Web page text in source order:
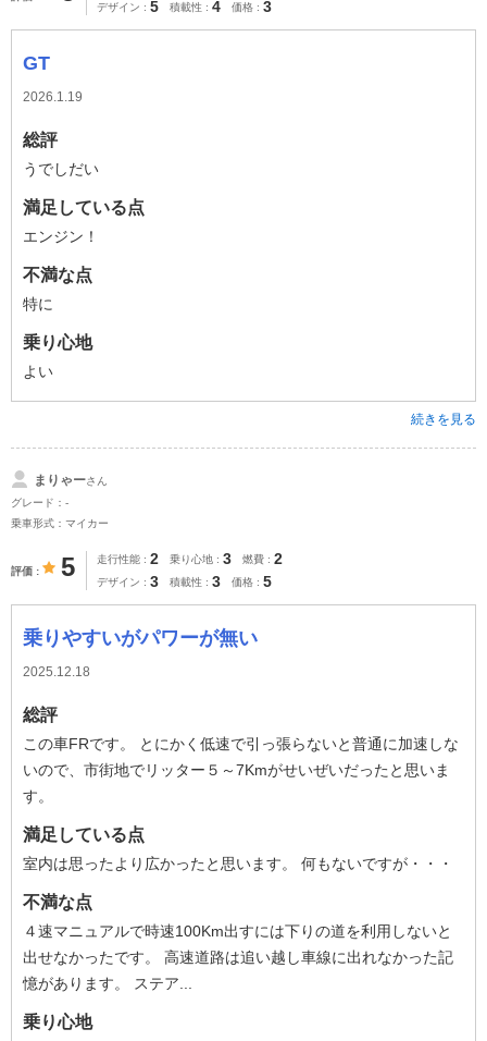
デザイン 5 積載性 4 価格 3
GT
2026.1.19
総評
うでしだい
満足している点
エンジン！
不満な点
特に
乗り心地
よい
続きを見る
まりゃーさん
グレード：-
乗車形式：マイカー
評価 5 走行性能 2 乗り心地 3 燃費 2
デザイン 3 積載性 3 価格 5
乗りやすいがパワーが無い
2025.12.18
総評
この車FRです。 とにかく低速で引っ張らないと普通に加速しな
いので、市街地でリッター５～7Kmがせいぜいだったと思いま
す。
満足している点
室内は思ったより広かったと思います。 何もないですが・・・
不満な点
４速マニュアルで時速100Km出すには下りの道を利用しないと
出せなかったです。 高速道路は追い越し車線に出れなかった記
憶があります。 ステア...
乗り心地